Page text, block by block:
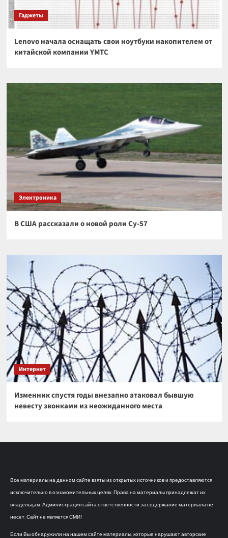
Гаджеты
Lenovo начала оснащать свои ноутбуки накопителем от
китайской компании YMTC
Электроника
В США рассказали о новой роли Су-57
Интернет
Изменник спустя годы внезапно атаковал бывшую
невесту звонками из неожиданного места
Все материалы на данном сайте взяты из открытых источников и предоставляются
исключительно в ознакомительных целях. Права на материалы принадлежат их
владельцам. Администрация сайта ответственности за содержание материала не
несет. Сайт не является СМИ!
Если Вы обнаружили на нашем сайте материалы, которые нарушают авторские